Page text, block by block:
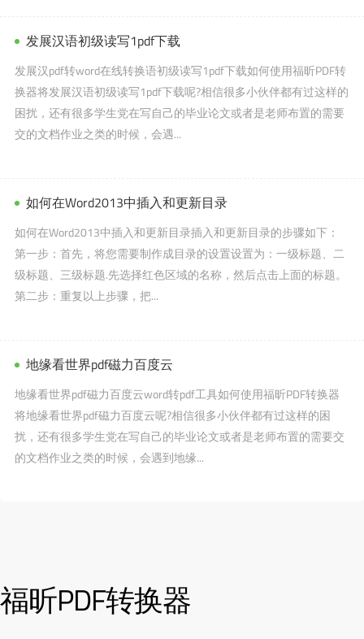
发展汉语初级读写1pdf下载
发展汉pdf转word在线转换语初级读写1pdf下载如何使用福昕PDF转
换器将发展汉语初级读写1pdf下载呢?相信很多小伙伴都有过这样的
困扰，还有很多学生党在写自己的毕业论文或者是老师布置的需要
交的文档作业之类的时候，会遇...
如何在Word2013中插入和更新目录
如何在Word2013中插入和更新目录插入和更新目录的步骤如下：
第一步：首先，将您需要制作成目录的设置设置为：一级标题、二
级标题、三级标题.先选择红色区域的名称，然后点击上面的标题。
第二步：重复以上步骤，把...
地缘看世界pdf磁力百度云
地缘看世界pdf磁力百度云word转pdf工具如何使用福昕PDF转换器
将地缘看世界pdf磁力百度云呢?相信很多小伙伴都有过这样的困
扰，还有很多学生党在写自己的毕业论文或者是老师布置的需要交
的文档作业之类的时候，会遇到地缘...
福昕PDF转换器